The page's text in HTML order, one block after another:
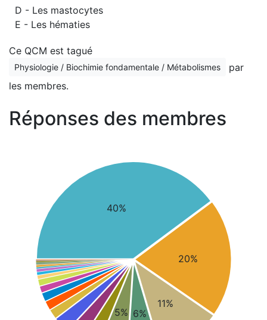
D - Les mastocytes
E - Les hématies
Ce QCM est tagué
Physiologie / Biochimie fondamentale / Métabolismes
par
les membres.
Réponses des membres
40%
20%
11%
6%
5%